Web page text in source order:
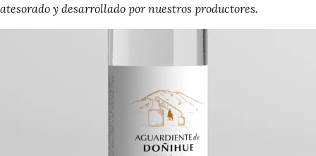
atesorado y desarrollado por nuestros productores.